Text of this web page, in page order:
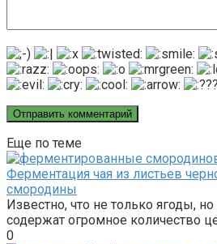
Еще по теме
Ферментация чая из листьев
смородины
Известно, что не только ягоды,
содержат огромное количество
0